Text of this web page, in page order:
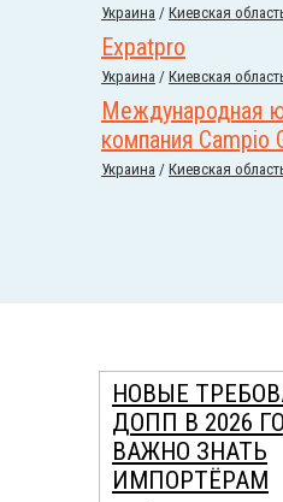
Украина / Киевская
Expatpro
Украина / Киевская
Международная
компания Campio
Украина / Киевская
НОВЫЕ
ДОПП В 2026
ВАЖНО ЗНАТЬ
ИМПОРТЁРАМ